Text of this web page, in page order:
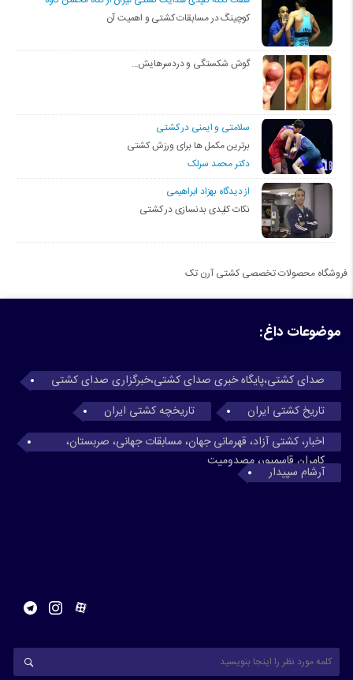
کوچینگ در مسابقات کشتی و اهمیت آن
گوش شکستگی و دردسرهایش…
سلامتی و ایمنی در کشتی
برترین مکمل ها برای ورزش کشتی
دکتر محمد سرلک
از دیدگاه بهزاد ابراهیمی
نکات کلیدی بدنسازی در کشتی
فروشگاه محصولات تخصصی کشتی آرن تک
موضوعات داغ:
صدای کشتی،پایگاه خبری صدای کشتی،خبرگزاری صدای کشتی
تاریخ کشتی ایران
تاریخچه کشتی ایران
اخبار، کشتی آزاد، قهرمانی جهان، مسابقات جهانی، صربستان،
کامران قاسمپور، مصدومیت
آرشام سپیدار